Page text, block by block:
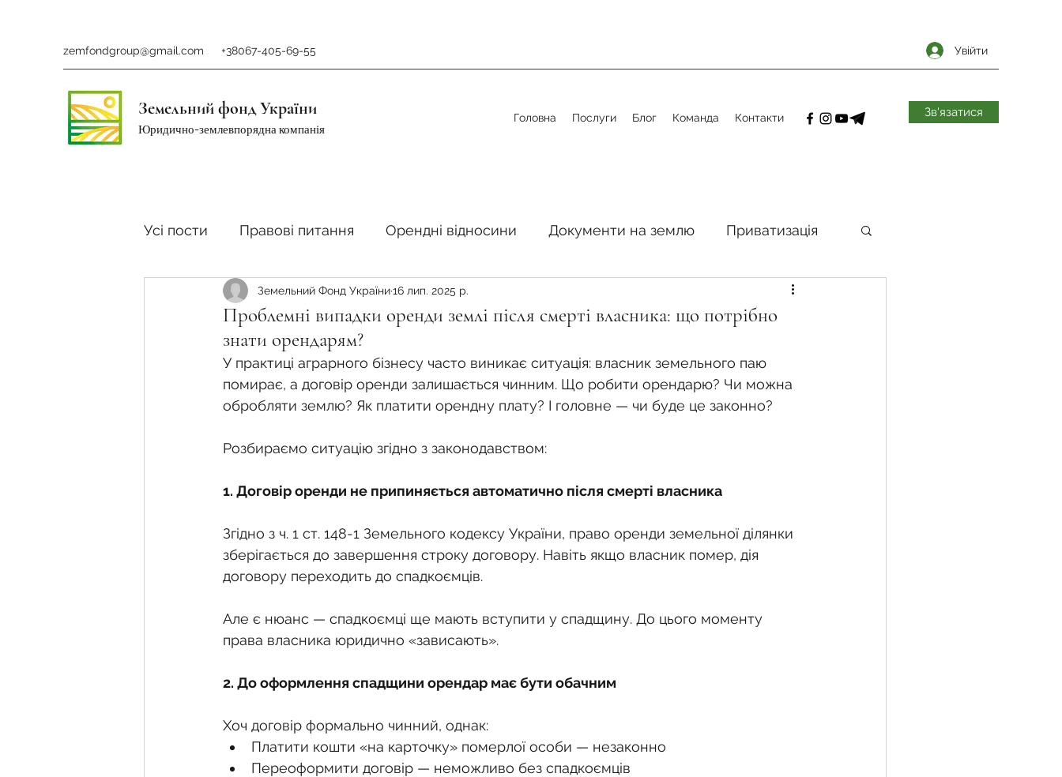
zemfondgroup@gmail.com +38067-405-69-55 Увійти
Земельний фонд України
Юридично-землевпорядна компанія
Головна Послуги Блог Команда Контакти Зв'язатися
Усі пости Правові питання Орендні відносини Документи на землю Приватизація
Ринок землі Податки стосовно земельної сфери Органи місцевого самоврядування
Фермерське господарство Спадкування земельної ділянки
Новини земельного законодавства Земельні питання Військова служба
Нормативно-грошова оцінка Встановлення меж земельної ділянки
Сервітут Державна реєстрація земельних прав Юридичні питання у воєнний час
Проблемні випадки оренди землі після смерті власника: що потрібно
знати орендарям?
Земельний Фонд України16 лип. 2025 р.
У практиці аграрного бізнесу часто виникає ситуація: власник земельного паю
помирає, а договір оренди залишається чинним. Що робити орендарю? Чи можна
обробляти землю? Як платити орендну плату? І головне — чи буде це законно?
Розбираємо ситуацію згідно з законодавством:
1. Договір оренди не припиняється автоматично після смерті власника
Згідно з ч. 1 ст. 148-1 Земельного кодексу України, право оренди земельної ділянки
зберігається до завершення строку договору. Навіть якщо власник помер, дія
договору переходить до спадкоємців.
Але є нюанс — спадкоємці ще мають вступити у спадщину. До цього моменту
права власника юридично «зависають».
2. До оформлення спадщини орендар має бути обачним
Хоч договір формально чинний, однак:
Платити кошти «на карточку» померлої особи — незаконно
Переоформити договір — неможливо без спадкоємців